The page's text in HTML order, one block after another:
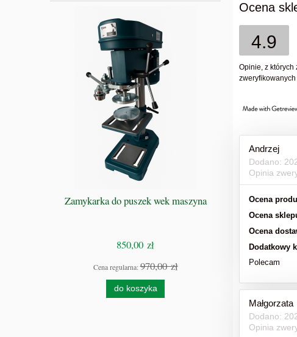
Zamykarka do puszek wek maszyna
850,00 zł
Cena regularna:970,00 zł
do koszyka
BIBLIA
Przewodnik
Cena
do
Ocena
4.9
Opinie, z których
Andrzej
Dodano:
Opinia
Ocena
Ocena
Ocena
Dodatkowy
Polecam
Małgorzata
Dodano:
Opinia